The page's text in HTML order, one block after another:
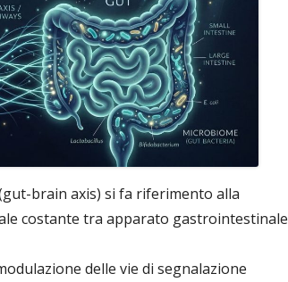
brain axis) si fa riferimento alla
costante tra apparato gastrointestinale
delle vie di segnalazione